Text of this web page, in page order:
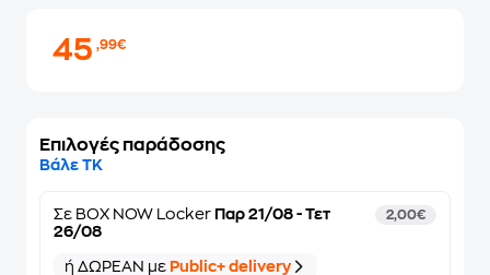
45,99€
Επιλογές παράδοσης
Βάλε ΤΚ
Σε BOX NOW Locker Παρ 21/08 - Τετ
26/08
2,00€
ή ΔΩΡΕΑΝ με Public+ delivery